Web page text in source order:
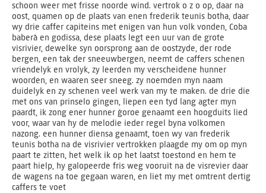
schoon weer met frisse noorde wind. vertrok o z o op, daar na
oost, quamen op de plaats van enen frederik teunis botha, daar
wy drie caffer capiteins met enigen van hun volk vonden, Coba
baberà en godissa, dese plaats legt een uur van de grote
visrivier, dewelke syn oorsprong aan de oostzyde, der rode
bergen, een tak der sneeuwbergen, neemt de caffers schenen
vriendelyk en vrolyk, zy leerden my verscheidene hunner
woorden, en waaren seer sneeg. zy noemden myn naam
duidelyk en zy schenen veel werk van my te maken. de drie die
met ons van prinselo gingen, liepen een tyd lang agter myn
paardt, ik zong ener hunner ģoroe genaamt een hoogduits lied
voor, waar van hy de melodie ieder regel byna volkomen
nazong. een hunner diensa genaamt, toen wy van frederik
teunis botha na de visrivier vertrokken plaagde my om op myn
paart te zitten, het welk ik op het laatst toestond en hem te
paart hielp, hy galopeerde fris weg vooruit na de visrevier daar
de wagens na toe gegaan waren, en liet my met omtrent dertig
caffers te voet